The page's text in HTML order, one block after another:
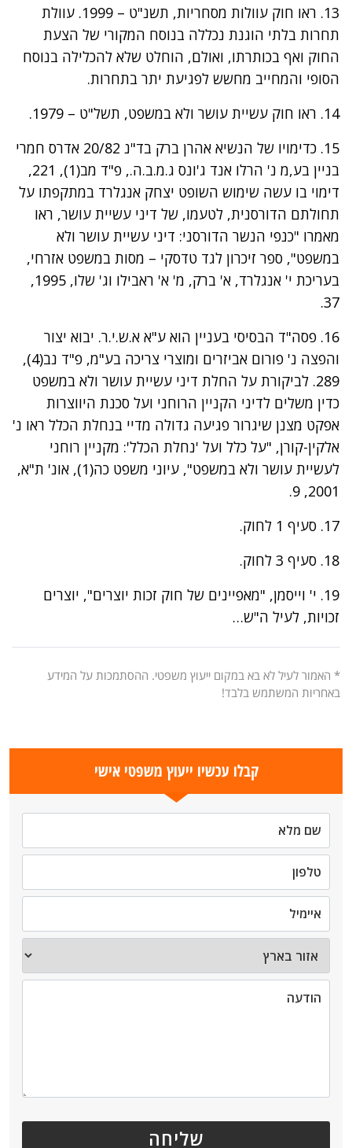
13. ראו חוק עוולות מסחריות, תשנ"ט – 1999. עוולת
תחרות בלתי הוגנת נכללה בנוסח המקורי של הצעת
החוק ואף בכותרתו, ואולם, הוחלט שלא להכלילה בנוסח
הסופי והמחייב מחשש לפגיעת יתר בתחרות.
14. ראו חוק עשיית עושר ולא במשפט, תשל"ט – 1979.
15. כדימויו של הנשיא אהרן ברק בד"נ 20/82 אדרס חמרי
בניין בע,מ נ' הרלו אנד ג'ונס ג.מ.ב.ה., פ"ד מב(1), 221,
דימוי בו עשה שימוש השופט יצחק אנגלרד במתקפתו על
תחולתם הדורסנית, לטעמו, של דיני עשיית עושר, ראו
מאמרו "כנפי הנשר הדורסני: דיני עשיית עושר ולא
במשפט", ספר זיכרון לגד טדסקי – מסות במשפט אזרחי,
בעריכת י' אנגלרד, א' ברק, מ' א' ראבילו וג' שלו, 1995,
37.
16. פסה"ד הבסיסי בעניין הוא ע"א א.ש.י.ר. יבוא יצור
והפצה נ' פורום אביזרים ומוצרי צריכה בע"מ, פ"ד נב(4),
289. לביקורת על החלת דיני עשיית עושר ולא במשפט
כדין משלים לדיני הקניין הרוחני ועל סכנת היווצרות
אפקט מצנן שיגרור פגיעה גדולה מדיי בנחלת הכלל ראו נ'
אלקין-קורן, "על כלל ועל 'נחלת הכלל': מקניין רוחני
לעשיית עושר ולא במשפט", עיוני משפט כה(1), אונ' ת"א,
2001, 9.
17. סעיף 1 לחוק.
18. סעיף 3 לחוק.
19. י' וייסמן, "מאפיינים של חוק זכות יוצרים", יוצרים
זכויות, לעיל ה"ש…
* האמור לעיל לא בא במקום ייעוץ משפטי. ההסתמכות על המידע
באחריות המשתמש בלבד!
קבלו עכשיו ייעוץ משפטי אישי